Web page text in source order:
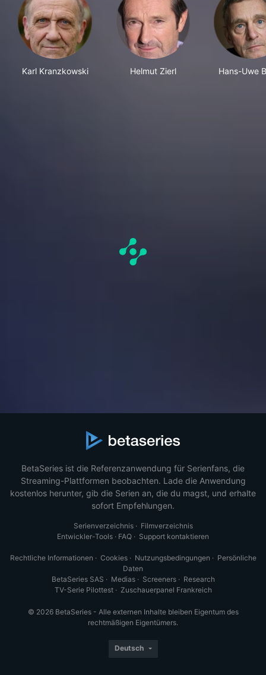
Karl Kranzkowski Helmut Zierl Hans-Uwe
BetaSeries ist die Referenzanwendung für Serienfans, die
Streaming-Plattformen beobachten. Lade die Anwendung
kostenlos herunter, gib die Serien an, die du magst, und erhalte
sofort Empfehlungen.
Serienverzeichnis· Filmverzeichnis
Entwickler-Tools · FAQ · Support kontaktieren
Rechtliche Informationen · Cookies· Nutzungsbedingungen · Persönliche
Daten
BetaSeries SAS · Medias· Screeners· Research
TV-Serie Pilottest· Zuschauerpanel Frankreich
© 2026 BetaSeries - Alle externen Inhalte bleiben Eigentum des
rechtmäßigen Eigentümers.
Deutsch